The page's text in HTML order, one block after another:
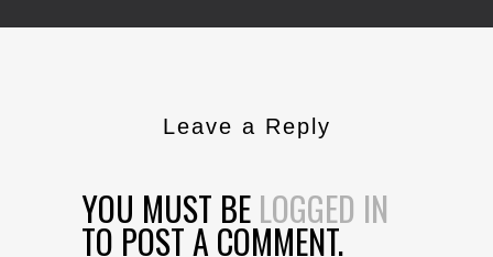
Leave a Reply
YOU MUST BE LOGGED IN
TO POST A COMMENT.